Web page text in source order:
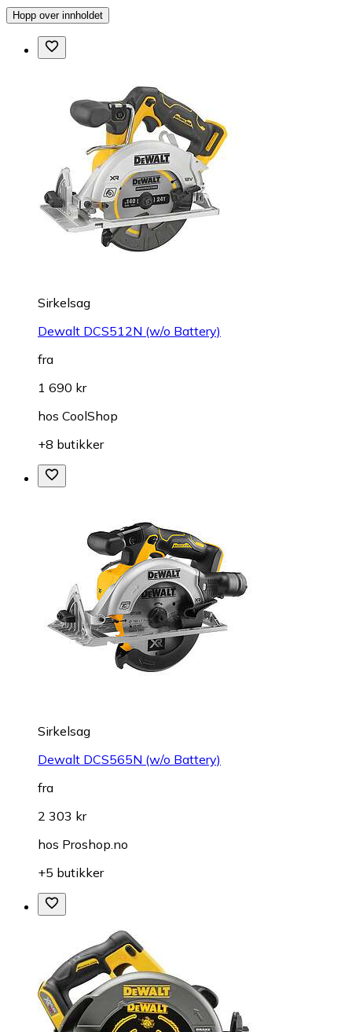
Hopp over innholdet
Sirkelsag
Dewalt DCS512N (w/o Battery)
fra
1 690 kr
hos CoolShop
+8 butikker
Sirkelsag
Dewalt DCS565N (w/o Battery)
fra
2 303 kr
hos Proshop.no
+5 butikker